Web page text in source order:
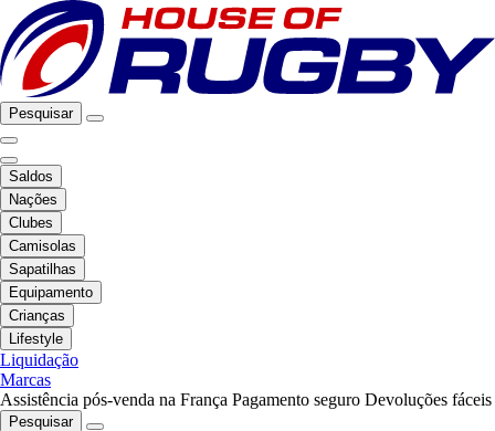
Pesquisar
Saldos
Nações
Clubes
Camisolas
Sapatilhas
Equipamento
Crianças
Lifestyle
Liquidação
Marcas
Assistência pós-venda na França Pagamento seguro Devoluções fáceis
Pesquisar